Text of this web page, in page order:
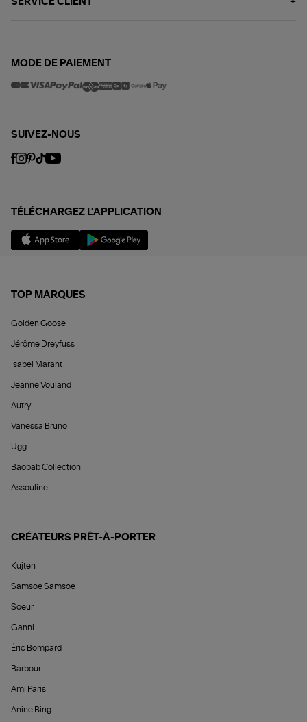
SERVICE CLIENT
MODE DE PAIEMENT
SUIVEZ-NOUS
TÉLÉCHARGEZ L'APPLICATION
TOP MARQUES
Golden Goose
Jérôme Dreyfuss
Isabel Marant
Jeanne Vouland
Autry
Vanessa Bruno
Ugg
Baobab Collection
Assouline
CRÉATEURS PRÊT-À-PORTER
Kujten
Samsoe Samsoe
Soeur
Ganni
Éric Bompard
Barbour
Ami Paris
Anine Bing